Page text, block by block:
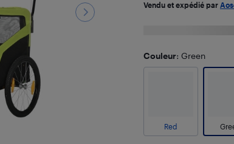
Vendu et expédié par
Couleur: Green
Red